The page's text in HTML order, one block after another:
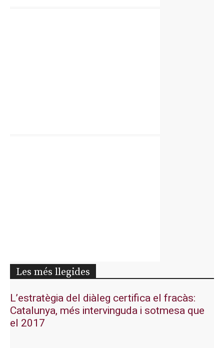
Les més llegides
L’estratègia del diàleg certifica el fracàs:
Catalunya, més intervinguda i sotmesa que
el 2017